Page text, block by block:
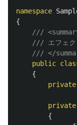
namespace
{
///
/// エフェク
/// </
public
{
private
private
{